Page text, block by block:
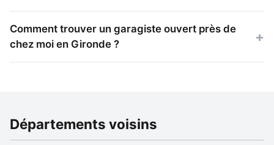
Comment trouver un garagiste ouvert près de
chez moi en Gironde ?
Départements voisins